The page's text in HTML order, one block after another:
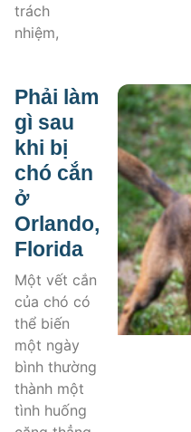
trách
nhiệm,
Phải làm
gì sau
khi bị
chó cắn
ở
Orlando,
Florida
Một vết cắn
của chó có
thể biến
một ngày
bình thường
thành một
tình huống